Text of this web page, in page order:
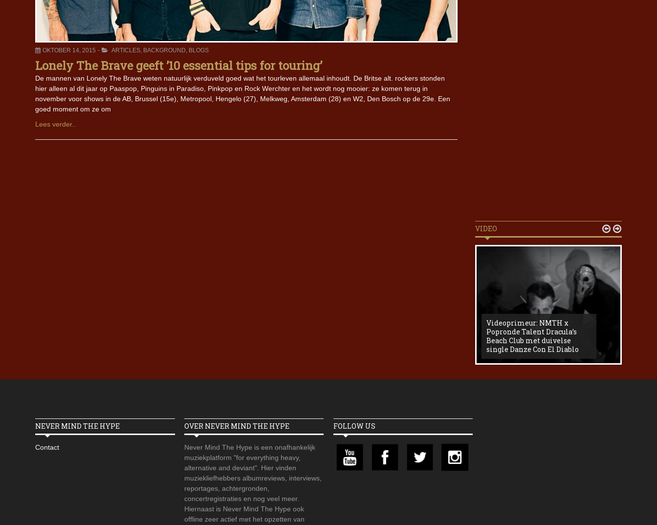
OKTOBER 14, 2015 ARTICLES, BACKGROUND, BLOGS
Lonely The Brave geeft ’10 essential tips for touring’
De mannen van Lonely The Brave weten natuurlijk verduveld goed wat het tourleven allemaal inhoudt. De Britse alt. rockers stonden
hier alleen al dit jaar op Paaspop, Pinguins in Paradiso, Pinkpop en Rock Werchter en het wordt nog mooier: ze komen terug in
november voor shows in de AB, Brussel (15e), Metropool, Hengelo (27), Melkweg, Amsterdam (28) en W2, Den Bosch op de 29e. Een
goed moment om ze om
Lees verder..
VIDEO
Videoprimeur: NMTH x
Popronde Talent Dracula’s
Beach Club met duivelse
single Danze Con El Diablo
 
NEVER MIND THE HYPE
Contact
OVER NEVER MIND THE HYPE
Never Mind The Hype is een onafhankelijk
muziekplatform "for everything heavy,
alternative and deviant". Hier vinden
muziekliefhebbers albumreviews, interviews,
reportages, achtergronden,
concertregistraties en nog veel meer.
Hiernaast is Never Mind The Hype ook
offline zeer actief met het opzetten van
FOLLOW US